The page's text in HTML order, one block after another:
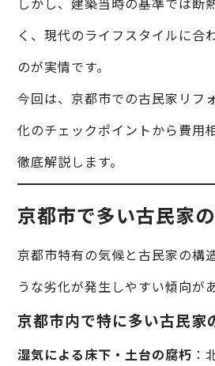
く、現代のライフスタイルに合
のが実情です。
今回は、京都市での古民家リフ
化のチェックポイントから費用
徹底解説します。
京都市で多い古民家
京都市特有の気候と古民家の構
うな劣化が発生しやすい傾向が
京都市内で特に多い古民家
湿気による床下・土台の腐朽 ：